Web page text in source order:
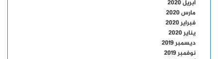
أبريل 2020
مارس 2020
فبراير 2020
يناير 2020
ديسمبر 2019
نوفمبر 2019